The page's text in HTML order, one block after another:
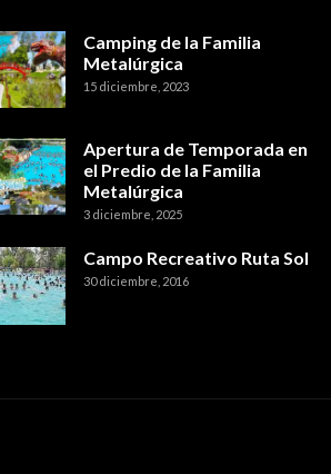
Camping de la Familia
Metalúrgica
15 diciembre, 2023
Apertura de Temporada en
el Predio de la Familia
Metalúrgica
3 diciembre, 2025
Campo Recreativo Ruta Sol
30 diciembre, 2016